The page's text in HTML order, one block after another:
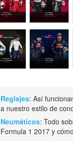
Reglajes: Así
a nuestro estilo de
Neumáticos: Todo
Formula 1 2017 y